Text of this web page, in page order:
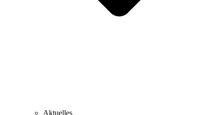
Aktuelles